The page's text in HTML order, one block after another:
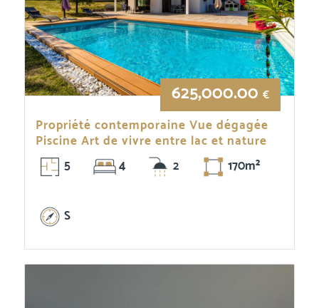
625,000.00€
Propriété contemporaine Vue dégagée
Piscine Art de vivre entre lac et nature
5
4 2 170m²
S